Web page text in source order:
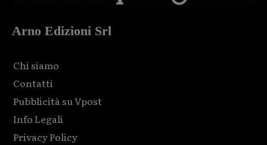
Arno Edizioni Srl
Chi siamo
Contatti
Pubblicità su Vpost
Info Legali
Privacy Policy